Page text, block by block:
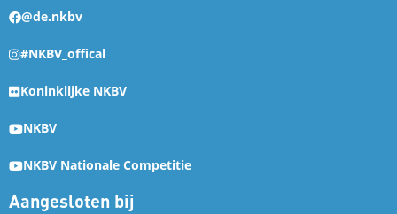
@de.nkbv
#NKBV_offical
Koninklijke NKBV
NKBV
NKBV Nationale Competitie
Aangesloten bij